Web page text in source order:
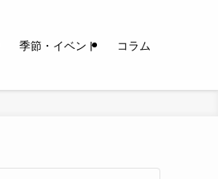
季節・イベント コラム